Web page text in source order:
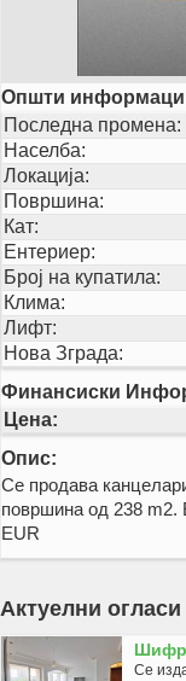
Општи
Последна промена:
Населба:
Локација:
Површина:
Кат:
Ентериер:
Број на купатила:
Клима:
Лифт:
Нова Зграда:
Финансиски
Цена:
Опис:
Се продава
површина од 238 m2.
EUR
Актуелни огласи
Се